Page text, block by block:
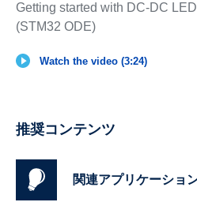
Getting started with DC-DC
(STM32 ODE)
Watch the video (3:24)
推奨コンテンツ
関連アプリケーショ